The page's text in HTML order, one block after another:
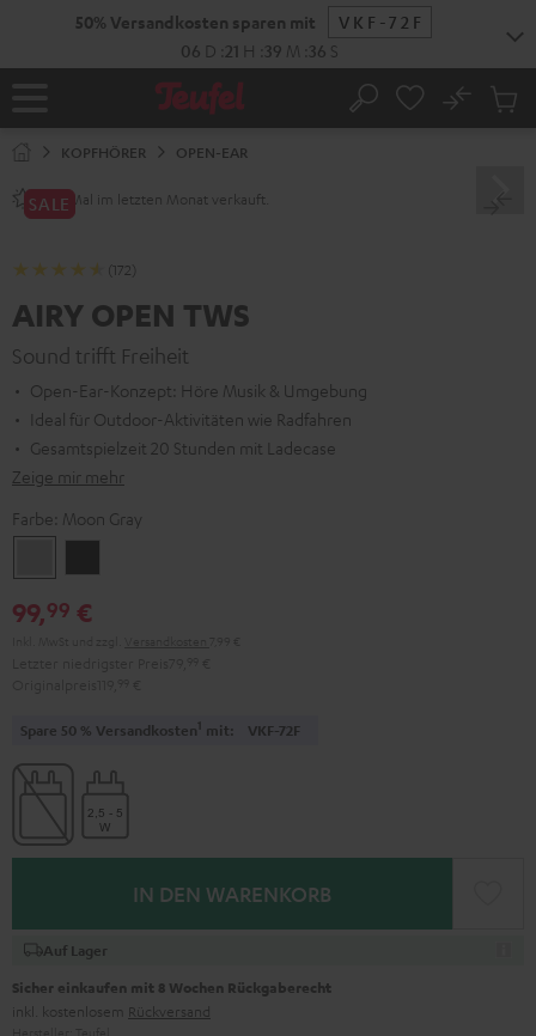
50% Versandkosten sparen mit
VKF-72F
06 D 21 H 39 M 34 S
Startseite Suche
No
KOPFHÖRER OPEN-EAR
240+Mal im letzten Monat verkauft.
SALE
(172)
AIRY OPEN TWS
Sound trifft Freiheit
Open-Ear-Konzept: Höre Musik & Umgebung
Ideal für Outdoor-Aktivitäten wie Radfahren
Gesamtspielzeit 20 Stunden mit Ladecase
Zeige mir mehr
Farbe: Moon Gray
Gray
99,99 €
Spare 50 % Versandkosten1 mit: VKF-72F
IN DEN WARENKORB
Auf Lager
Sicher einkaufen mit 8 Wochen Rückgaberecht
inkl. kostenlosem Rückversand